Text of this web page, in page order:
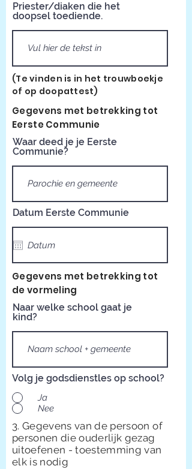
Priester/diaken die het
doopsel toediende.
(Te vinden is in het trouwboekje
of op doopattest)
Gegevens met betrekking tot
Eerste Communie
Waar deed je je Eerste
Communie?
Datum Eerste Communie
Gegevens met betrekking tot
de vormeling
Naar welke school gaat je
kind?
Volg je godsdienstles op school?
Ja
Nee
3. Gegevens van de persoon of
personen die ouderlijk gezag
uitoefenen - toestemming van
elk is nodig